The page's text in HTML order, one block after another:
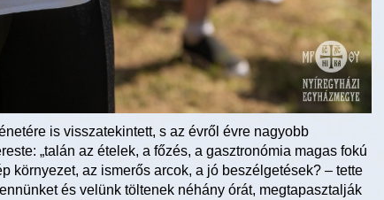
is visszatekintett, s az évről évre nagyobb
„talán az ételek, a főzés, a gasztronómia magas fokú
környezet, az ismerős arcok, a jó beszélgetések? – tette
és velünk töltenek néhány órát, megtapasztalják